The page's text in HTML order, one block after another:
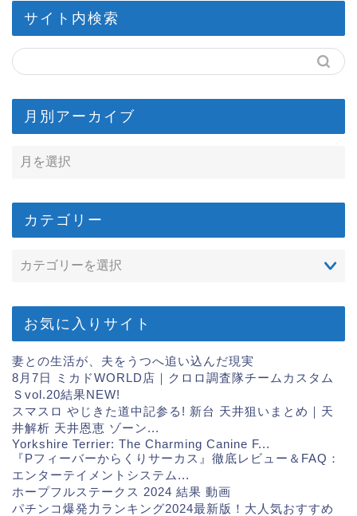
サイト内検索
月別アーカイブ
カテゴリー
お気に入りサイト
妻との生活が、夫をうつへ追い込んだ現実
8月7日 ミカドWORLD店｜クロロ調査隊チームカスタム
Ｓvol.20結果NEW!
スマスロ やじきた道中記参る! 新台 天井狙いまとめ｜天
井解析 天井恩恵 ゾーン...
Yorkshire Terrier: The Charming Canine F...
『Pフィーバーからくりサーカス』徹底レビュー＆FAQ：
エンターテイメントシステム...
ホープフルステークス 2024 結果 動画
パチンコ爆発力ランキング2024最新版！大人気おすすめ